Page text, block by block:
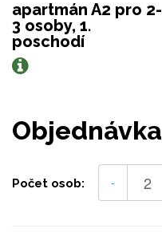
apartmán A2 pro 2-
3 osoby, 1.
poschodí
Objednávka
Počet osob: -